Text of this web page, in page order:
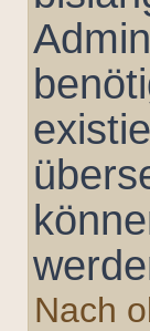
Nach